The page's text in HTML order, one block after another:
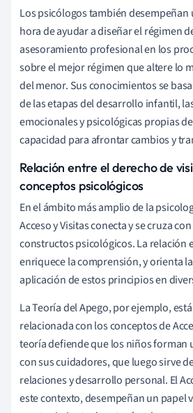
Los psicólogos también desempeñan
hora de ayudar a diseñar el régimen
asesoramiento profesional en los
sobre el mejor régimen que altere lo
del menor. Sus conocimientos se
de las etapas del desarrollo infantil,
emocionales y psicológicas propias
capacidad para afrontar cambios y
Relación entre el derecho de
conceptos psicológicos
En el ámbito más amplio de la
Acceso y Visitas conecta y se cruza
constructos psicológicos. La relación
enriquece la comprensión, y orienta
aplicación de estos principios en
La Teoría del Apego, por ejemplo,
relacionada con los conceptos de
teoría defiende que los niños forman
con sus cuidadores, que luego sirve
relaciones y desarrollo personal. El
este contexto, desempeñan un papel